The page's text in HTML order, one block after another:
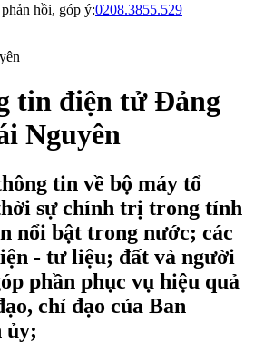
hồi, góp ý:0208.3855.529
tin điện tử Đảng
Nguyên
tin về bộ máy tổ
sự chính trị trong tỉnh
nổi bật trong nước; các
- tư liệu; đất và người
phần phục vụ hiệu quả
chỉ đạo của Ban
ủy;